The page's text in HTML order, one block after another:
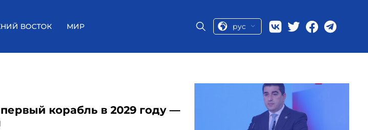
ВОСТОК МИР рус
корабль в 2029 году —